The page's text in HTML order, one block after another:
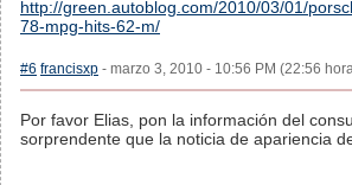
http://green.autoblog.com/2010/03/01/
78-mpg-hits-62-m/
#6 francisxp - marzo 3, 2010 - 10:56 PM (22:56
Por favor Elias, pon la información del
sorprendente que la noticia de apariencia